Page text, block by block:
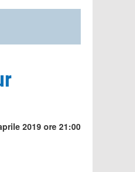
2019 ore 21:00